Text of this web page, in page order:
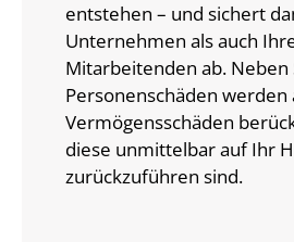
entstehen – und sichert
Unternehmen als auch
Mitarbeitenden ab. Neben
Personenschäden werden
Vermögensschäden
diese unmittelbar auf Ihr
zurückzuführen sind.